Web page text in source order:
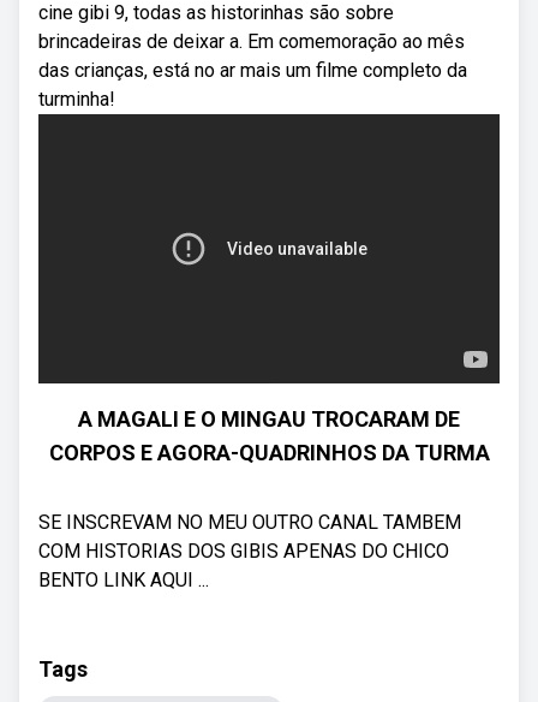
cine gibi 9, todas as historinhas são sobre
brincadeiras de deixar a. Em comemoração ao mês
das crianças, está no ar mais um filme completo da
turminha!
A MAGALI E O MINGAU TROCARAM DE
CORPOS E AGORA-QUADRINHOS DA TURMA
SE INSCREVAM NO MEU OUTRO CANAL TAMBEM
COM HISTORIAS DOS GIBIS APENAS DO CHICO
BENTO LINK AQUI ...
Tags